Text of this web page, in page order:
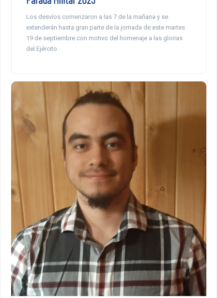
Los desvíos comenzaron a las 7 de la mañana y se
extenderán hasta gran parte de la jornada de este martes
19 de septiembre con motivo del homenaje a las glorias
del Ejército.